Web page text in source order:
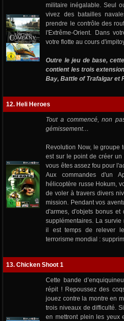
militaire inégalable. Seul
vivez des batailles
prendre le contrôle des
l'Extrême-Orient. Dans
votre flotte au cours
Outre le jeu de base,
contient les trois
Bay, Battle of Trafalgar et
12. Heli Heroes
Tout a commencé, non
gémissement…
Revolution Now, le groupe
est sur le point de créer
vous êtes assez fou pour
Aux commandes d'un
hélicoptère russe Hokum,
de voler à travers divers
mission. Pendant vos
d'armes, d'objets bonus et
supplémentaires. La
il est temps de relever
terrorisme mondial :
13. Chicken Shoot 1
Cette bande
répit ! Repoussez des
jouez contre la montre en
trois niveaux de difficulté.
en mettront plein les yeux